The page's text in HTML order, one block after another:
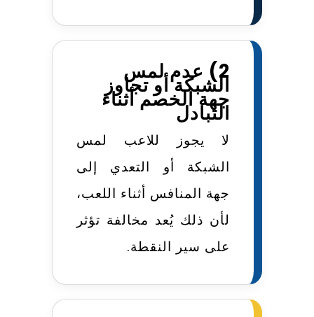
2) عدم لمس
الشبكة أو تجاوز
جهة الخصم أثناء
التبادل
لا يجوز للاعب لمس
الشبكة أو التعدي إلى
جهة المنافس أثناء اللعب،
لأن ذلك يُعد مخالفة تؤثر
على سير النقطة.